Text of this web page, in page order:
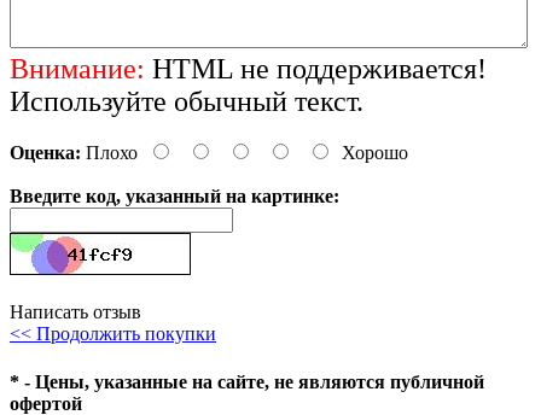
Внимание: HTML не поддерживается!
Используйте обычный текст.
Оценка: Плохо Хорошо
Введите код, указанный на картинке:
Написать отзыв
<< Продолжить покупки
* - Цены, указанные на сайте, не являются публичной
офертой